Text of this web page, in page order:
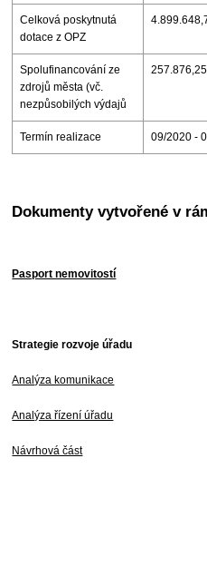
Celková poskytnutá
dotace z OPZ
Spolufinancování ze
zdrojů města (vč.
nezpůsobilých výdajů
Termín realizace 09/2020 -
Dokumenty vytvořené v
Pasport nemovitostí
Strategie rozvoje úřadu
Analýza komunikace
Analýza řízení úřadu
Návrhová část